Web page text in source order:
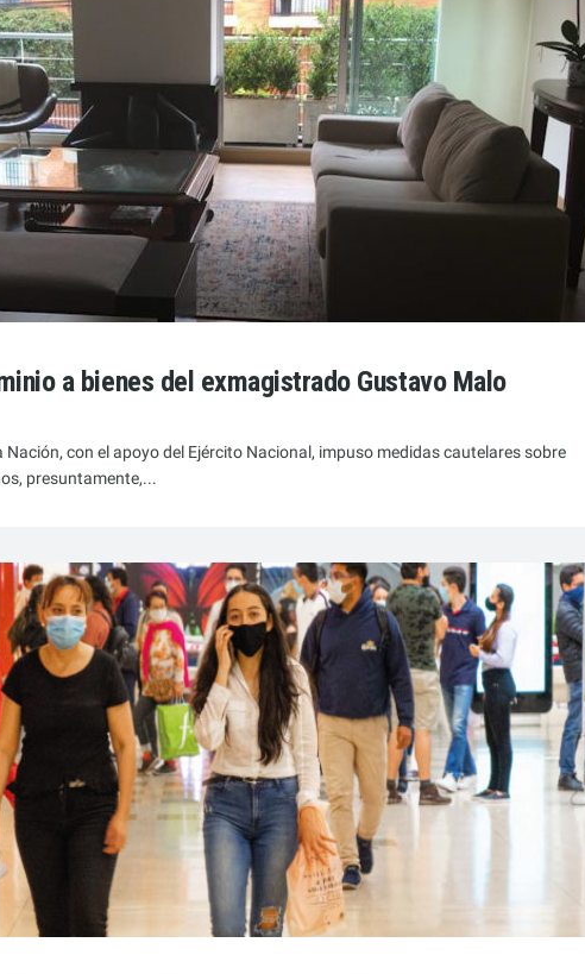
a bienes del exmagistrado Gustavo Malo
Nación, con el apoyo del Ejército Nacional, impuso medidas cautelares sobre
presuntamente,...